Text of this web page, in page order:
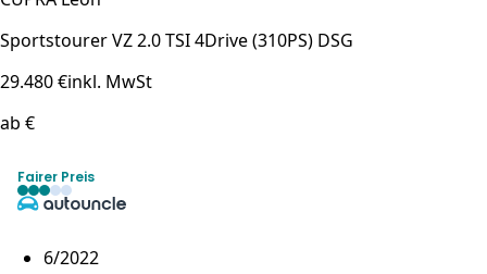
Sportstourer VZ 2.0 TSI 4Drive (310PS) DSG
29.480 €inkl. MwSt
ab €
Fairer Preis
6/2022